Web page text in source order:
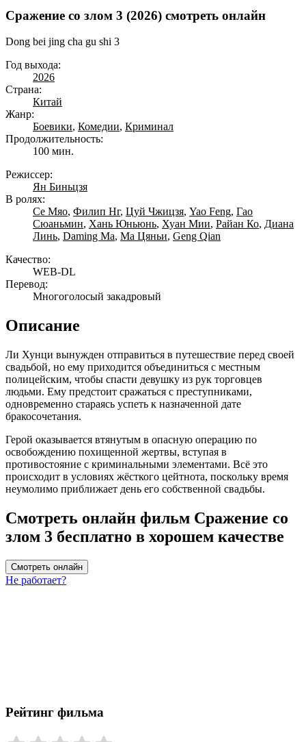
Сражение со злом 3 (2026) смотреть онлайн
Dong bei jing cha gu shi 3
Год выхода:
2026
Страна:
Китай
Жанр:
Боевики, Комедии, Криминал
Продолжительность:
100 мин.
Режиссер:
Ян Биньцзя
В ролях:
Се Мяо, Филип Нг, Цуй Чжицзя, Yao Feng, Гао
Сюаньмин, Хань Юньюнь, Хуан Мии, Райан Ко, Диана
Линь, Daming Ma, Ма Цяньи, Geng Qian
Качество:
WEB-DL
Перевод:
Многоголосый закадровый
Описание
Ли Хунци вынужден отправиться в путешествие перед своей
свадьбой, но ему приходится объединиться с местным
полицейским, чтобы спасти девушку из рук торговцев
людьми. Ему предстоит сражаться с преступниками,
одновременно стараясь успеть к назначенной дате
бракосочетания.
Герой оказывается втянутым в опасную операцию по
освобождению похищенной жертвы, вступая в
противостояние с криминальными элементами. Всё это
происходит в условиях жёсткого цейтнота, поскольку время
неумолимо приближает день его собственной свадьбы.
Смотреть онлайн фильм Сражение со
злом 3 бесплатно в хорошем качестве
Смотреть онлайн
Не работает?
Рейтинг фильма